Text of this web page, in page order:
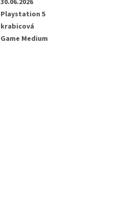
Playstation 5
krabicová
Game Medium